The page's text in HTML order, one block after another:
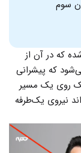
سوم
که در آن از
که پیشرانی
روی یک مسیر
نیروی یک‌طرفه